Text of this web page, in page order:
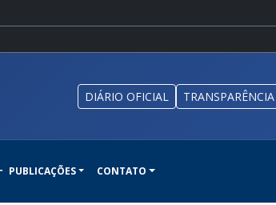
DIÁRIO OFICIAL TRANSPARÊNCIA
PUBLICAÇÕES CONTATO